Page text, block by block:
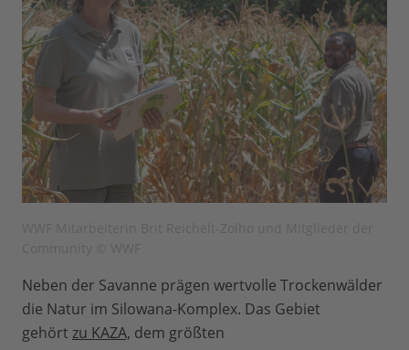
Neben der Savanne prägen wertvolle Trockenwälder
die Natur im Silowana-Komplex. Das Gebiet
gehört zu KAZA, dem größten